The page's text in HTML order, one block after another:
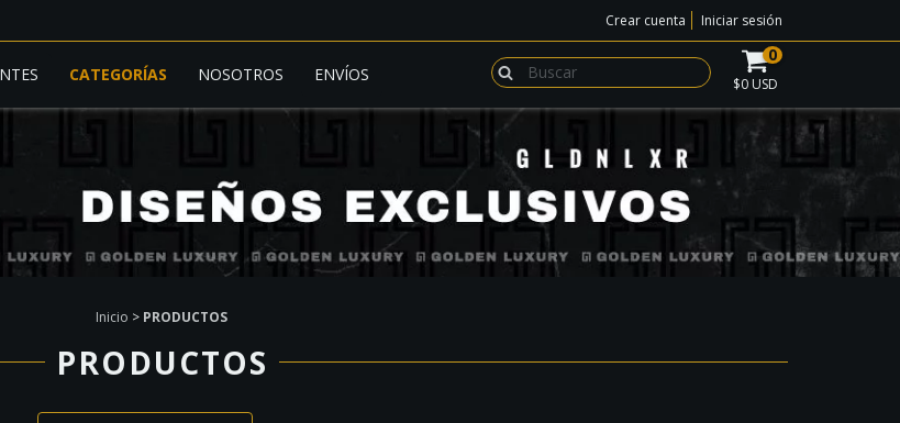
Crear cuenta Iniciar sesión
CATEGORÍAS NOSOTROS ENVÍOS
0
$0 USD
Inicio > PRODUCTOS
PRODUCTOS